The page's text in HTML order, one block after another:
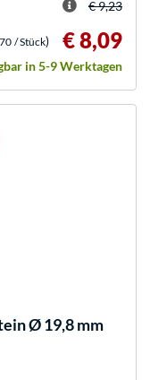
€ 9,23
/ Stück) € 8,09
in 5-9 Werktagen
Ø 19,8 mm